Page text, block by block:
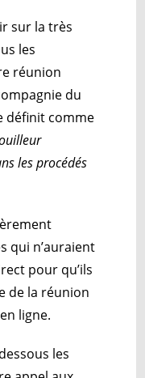
sur la très
les
réunion
du
définit comme
les procédés
qui n’auraient
pour qu’ils
de la réunion
ligne.
les